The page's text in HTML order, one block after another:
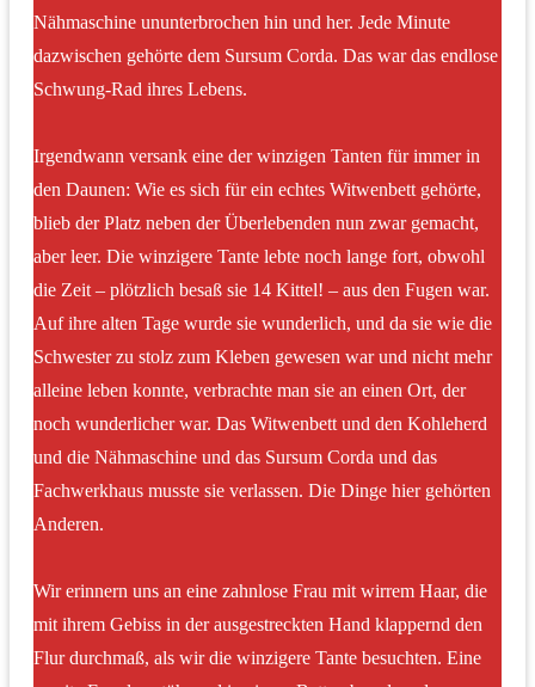
Nähmaschine ununterbrochen hin und her. Jede Minute
dazwischen gehörte dem Sursum Corda. Das war das endlose
Schwung-Rad ihres Lebens.
Irgendwann versank eine der winzigen Tanten für immer in
den Daunen: Wie es sich für ein echtes Witwenbett gehörte,
blieb der Platz neben der Überlebenden nun zwar gemacht,
aber leer. Die winzigere Tante lebte noch lange fort, obwohl
die Zeit – plötzlich besaß sie 14 Kittel! – aus den Fugen war.
Auf ihre alten Tage wurde sie wunderlich, und da sie wie die
Schwester zu stolz zum Kleben gewesen war und nicht mehr
alleine leben konnte, verbrachte man sie an einen Ort, der
noch wunderlicher war. Das Witwenbett und den Kohleherd
und die Nähmaschine und das Sursum Corda und das
Fachwerkhaus musste sie verlassen. Die Dinge hier gehörten
Anderen.
Wir erinnern uns an eine zahnlose Frau mit wirrem Haar, die
mit ihrem Gebiss in der ausgestreckten Hand klappernd den
Flur durchmaß, als wir die winzigere Tante besuchten. Eine